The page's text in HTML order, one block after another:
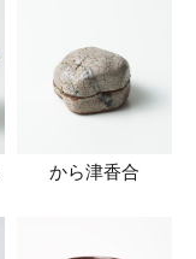
から津香合